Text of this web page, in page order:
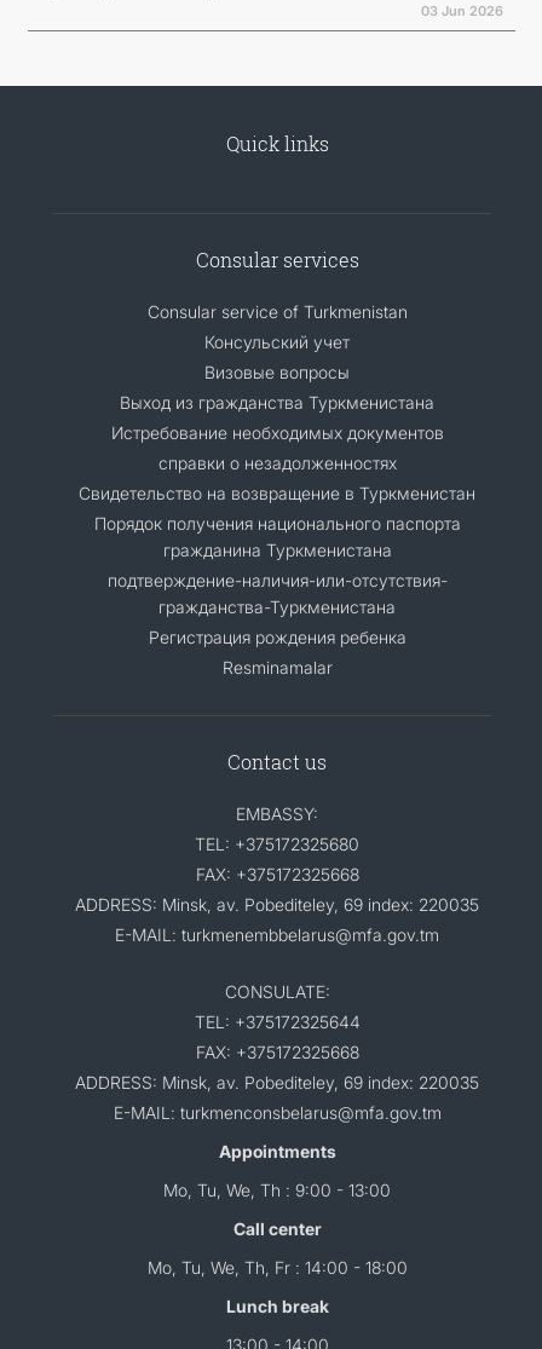
03 Jun 2026
Quick links
Consular services
Consular service of Turkmenistan
Консульский учет
Визовые вопросы
Выход из гражданства Туркменистана
Истребование необходимых документов
справки о незадолженностях
Свидетельство на возвращение в Туркменистан
Порядок получения национального паспорта
гражданина Туркменистана
подтверждение-наличия-или-отсутствия-
гражданства-Туркменистана
Регистрация рождения ребенка
Resminamalar
Contact us
EMBASSY:
TEL: +375172325680
FAX: +375172325668
ADDRESS: Minsk, av. Pobediteley, 69 index: 220035
E-MAIL: turkmenembbelarus@mfa.gov.tm
CONSULATE:
TEL: +375172325644
FAX: +375172325668
ADDRESS: Minsk, av. Pobediteley, 69 index: 220035
E-MAIL: turkmenconsbelarus@mfa.gov.tm
Appointments
Mo, Tu, We, Th : 9:00 - 13:00
Call center
Mo, Tu, We, Th, Fr : 14:00 - 18:00
Lunch break
13:00 - 14:00